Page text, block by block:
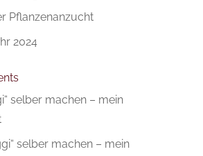
Pflanzenanzucht
2024
selber machen – mein
selber machen – mein